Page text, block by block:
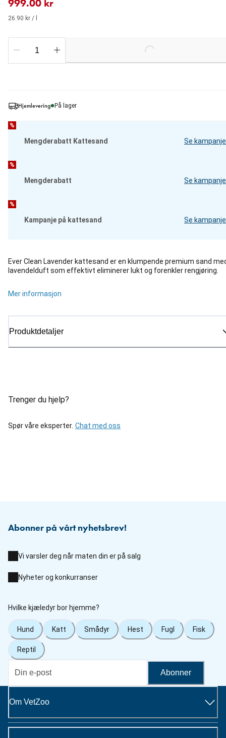
Hjemlevering På lager
%
Mengderabatt Kattesand Se kampanje
%
Mengderabatt Se kampanje
%
Kampanje på kattesand Se kampanje
Ever Clean Lavender kattesand er en klumpende premium sand
lavendelduft som effektivt eliminerer lukt og forenkler rengjøring.
Mer informasjon
Produktdetaljer
Trenger du hjelp?
Spør våre eksperter. Chat med oss
999.00 kr
26.90 kr / l
Loading...
Abonner på vårt nyhetsbrev!
Vi varsler deg når maten din er på salg
Nyheter og konkurranser
Hvilke kjæledyr bor hjemme?
Hund Katt Smådyr Hest Fugl Fisk
Reptil
Abonner
Om VetZoo